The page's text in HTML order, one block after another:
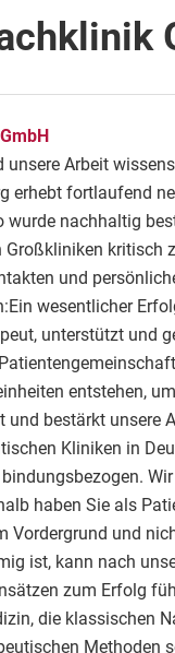
unsere Arbeit
erhebt fortlaufend
wurde nachhaltig
kritisch
und
wesentlicher
unterstützt und
entstehen,
und bestärkt unsere
Kliniken in
haben Sie als
Vordergrund und
ist, kann nach
zum Erfolg
die klassischen